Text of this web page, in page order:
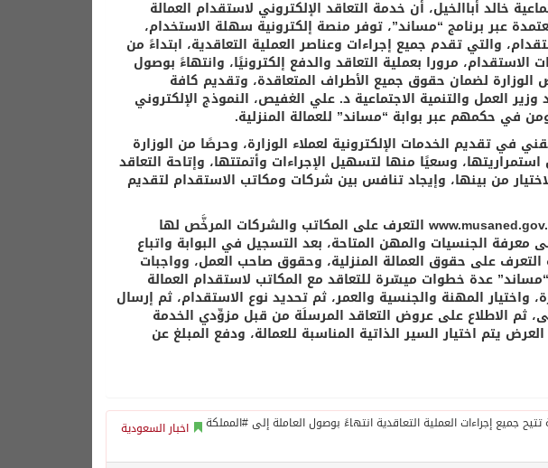
خالد أباالخيل، أن خدمة التعاقد الإلكتروني لاستقدام العمالة
عبر برنامج “مساند”، توفر منصة إلكترونية سهلة الاستخدام،
والتي تقدم جميع إجراءات وعناصر العملية التعاقدية، ابتداءً من
مرورا بعملية التعاقد والدفع إلكترونيًا، وانتهاءً بوصول
الوزارة لضمان حقوق جميع الأطراف المتعاقدة، وتقديم كافة
العمل والتنمية الاجتماعية د. علي الغفيص، النموذج الإلكتروني
في حكمهم عبر بوابة “مساند” للعمالة المنزلية.
في تقديم الخدمات الإلكترونية لعملاء الوزارة، وحرصًا من الوزارة
وسعيًا منها لتسهيل الإجراءات وأتمتتها، وإتاحة التعاقد
من بينها، وإيجاد تنافس بين شركات ومكاتب الاستقدام لتقديم
وتتيح بوابة “مساند” لمستخدميها عبر الرابط: www.musaned.gov.sa التعرف على المكاتب والشركات المرخَّص لها
الجنسيات والمهن المتاحة، بعد التسجيل في البوابة واتباع
على حقوق العمالة المنزلية، وحقوق صاحب العمل، وواجبات
“مساند” عدة خطوات ميسّرة للتعاقد مع المكاتب لاستقدام العمالة
واختيار المهنة والجنسية والعمر، ثم تحديد نوع الاستقدام، ثم إرسال
أقصى، ثم الاطلاع على عروض التعاقد المرسلَة من قبل مزوِّدي الخدمة
يتم اختيار السير الذاتية المناسبة للعمالة، ودفع المبلغ عن
اخبار السعودية